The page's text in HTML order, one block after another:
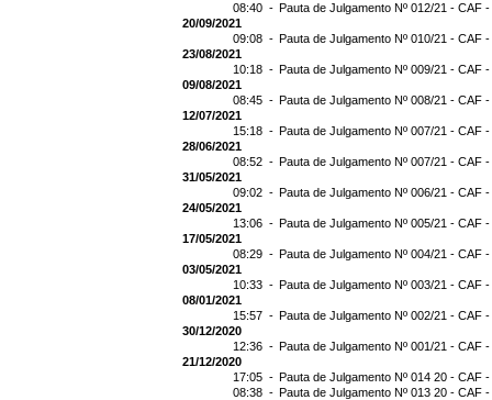
08:40 - Pauta de Julgamento Nº 012/21 - CAF
20/09/2021
09:08 - Pauta de Julgamento Nº 010/21 - CAF
23/08/2021
10:18 - Pauta de Julgamento Nº 009/21 - CAF
09/08/2021
08:45 - Pauta de Julgamento Nº 008/21 - CAF
12/07/2021
15:18 - Pauta de Julgamento Nº 007/21 - CAF
28/06/2021
08:52 - Pauta de Julgamento Nº 007/21 - CAF
31/05/2021
09:02 - Pauta de Julgamento Nº 006/21 - CAF
24/05/2021
13:06 - Pauta de Julgamento Nº 005/21 - CAF
17/05/2021
08:29 - Pauta de Julgamento Nº 004/21 - CAF
03/05/2021
10:33 - Pauta de Julgamento Nº 003/21 - CAF
08/01/2021
15:57 - Pauta de Julgamento Nº 002/21 - CAF
30/12/2020
12:36 - Pauta de Julgamento Nº 001/21 - CAF
21/12/2020
17:05 - Pauta de Julgamento Nº 014 20 - CAF
08:38 - Pauta de Julgamento Nº 013 20 - CAF